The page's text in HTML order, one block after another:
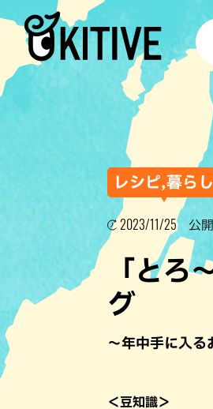
レシピ,暮らし
2023/11/25 公
「とろ
グ
～年中手に入る
＜豆知識＞